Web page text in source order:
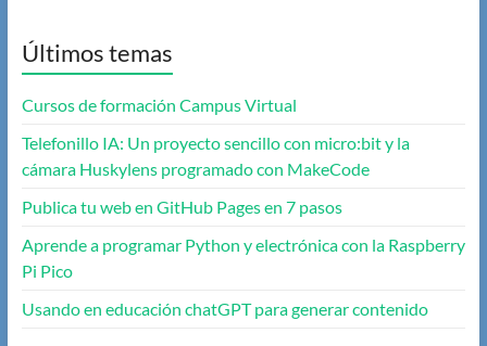
Últimos temas
Cursos de formación Campus Virtual
Telefonillo IA: Un proyecto sencillo con micro:bit y la
cámara Huskylens programado con MakeCode
Publica tu web en GitHub Pages en 7 pasos
Aprende a programar Python y electrónica con la Raspberry
Pi Pico
Usando en educación chatGPT para generar contenido